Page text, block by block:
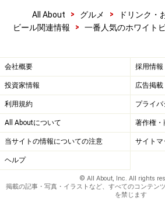
All About > グルメ > ドリンク・
ビール関連情報
> 一番人気のホワイト
会社概要 採用情報
投資家情報 広告掲載
利用規約 プライ
All Aboutについて 著作権・
当サイトの情報についての注意 サイトマ
ヘルプ
© All About, Inc. All rights
掲載の記事・写真・イラストなど、すべてのコンテン
を禁じます